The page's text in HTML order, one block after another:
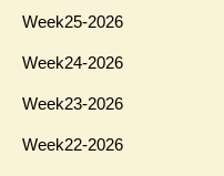
Week25-2026
Week24-2026
Week23-2026
Week22-2026